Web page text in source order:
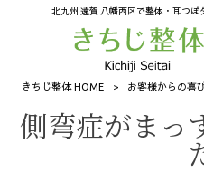
北九州 遠賀 八幡西区で整体・耳つ
きちじ整体 HOME > お客様からの喜
側弯症がまっ